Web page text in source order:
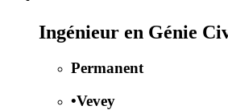
Ingénieur en Génie
Permanent
•Vevey